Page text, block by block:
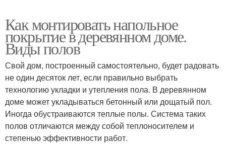
Как монтировать напольное
покрытие в деревянном доме.
Виды полов
Свой дом, построенный самостоятельно, будет радовать
не один десяток лет, если правильно выбрать
технологию укладки и утепления пола. В деревянном
доме может укладываться бетонный или дощатый пол.
Иногда обустраиваются теплые полы. Система таких
полов отличаются между собой теплоносителем и
степенью эффективности работ.